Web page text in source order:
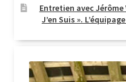
Panier
Politique de
Qui sommes-nous ?
Entretien avec
J’en Suis ».